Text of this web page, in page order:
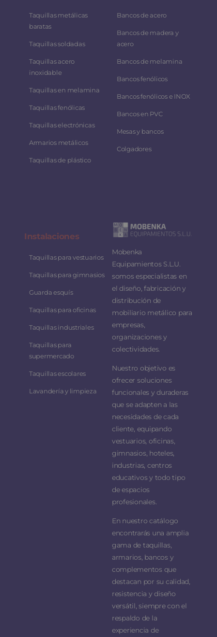
Taquillas metálicas
baratas
Taquillas soldadas
Taquillas acero
inoxidable
Taquillas en melamina
Taquillas fenólicas
Taquillas electrónicas
Armarios metálicos
Taquillas de plástico
Bancos de acero
Bancos de madera y
acero
Bancos de melamina
Bancos fenólicos
Bancos fenólicos e INOX
Bancos en PVC
Mesas y bancos
Colgadores
Instalaciones
Taquillas para vestuarios
Taquillas para gimnasios
Guarda esquís
Taquillas para oficinas
Taquillas industriales
Taquillas para
supermercado
Taquillas escolares
Lavandería y limpieza
Mobenka
Equipamientos S.L.U.
somos especialistas en
el diseño, fabricación y
distribución de
mobiliario metálico para
empresas,
organizaciones y
colectividades.
Nuestro objetivo es
ofrecer soluciones
funcionales y duraderas
que se adapten a las
necesidades de cada
cliente, equipando
vestuarios, oficinas,
gimnasios, hoteles,
industrias, centros
educativos y todo tipo
de espacios
profesionales.
En nuestro catálogo
encontrarás una amplia
gama de taquillas,
armarios, bancos y
complementos que
destacan por su calidad,
resistencia y diseño
versátil, siempre con el
respaldo de la
experiencia de